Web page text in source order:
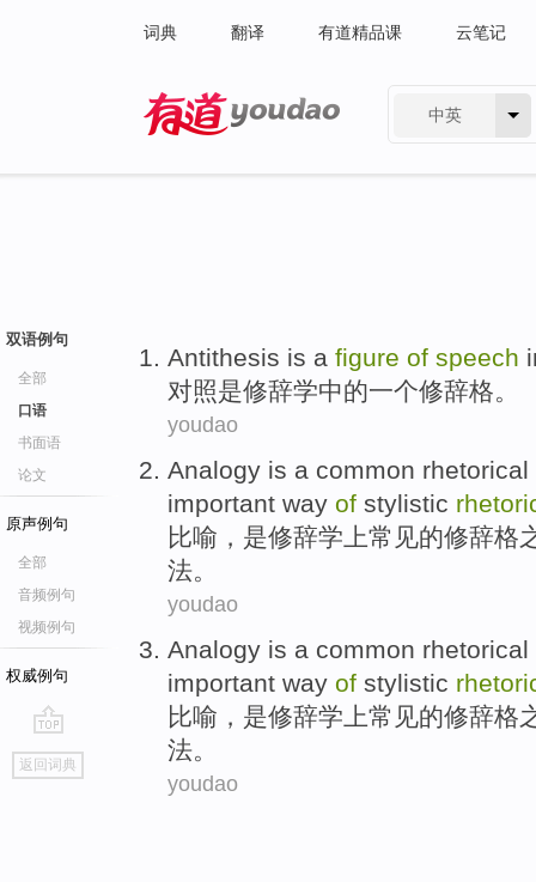
词典 翻译 有道精品课 云笔记
中英
双语例句
全部
口语
书面语
论文
原声例句
全部
音频例句
视频例句
权威例句
go
top
返回词典
Antithesis is a figure of speech
对照是修辞学中的一个修辞格。
youdao
Analogy is a common rhetorical
important way of stylistic
比喻 ， 是修辞学上常见的修辞格
法。
youdao
Analogy is a common rhetorical
important way of stylistic
比喻 ， 是修辞学上常见的修辞格
法。
youdao